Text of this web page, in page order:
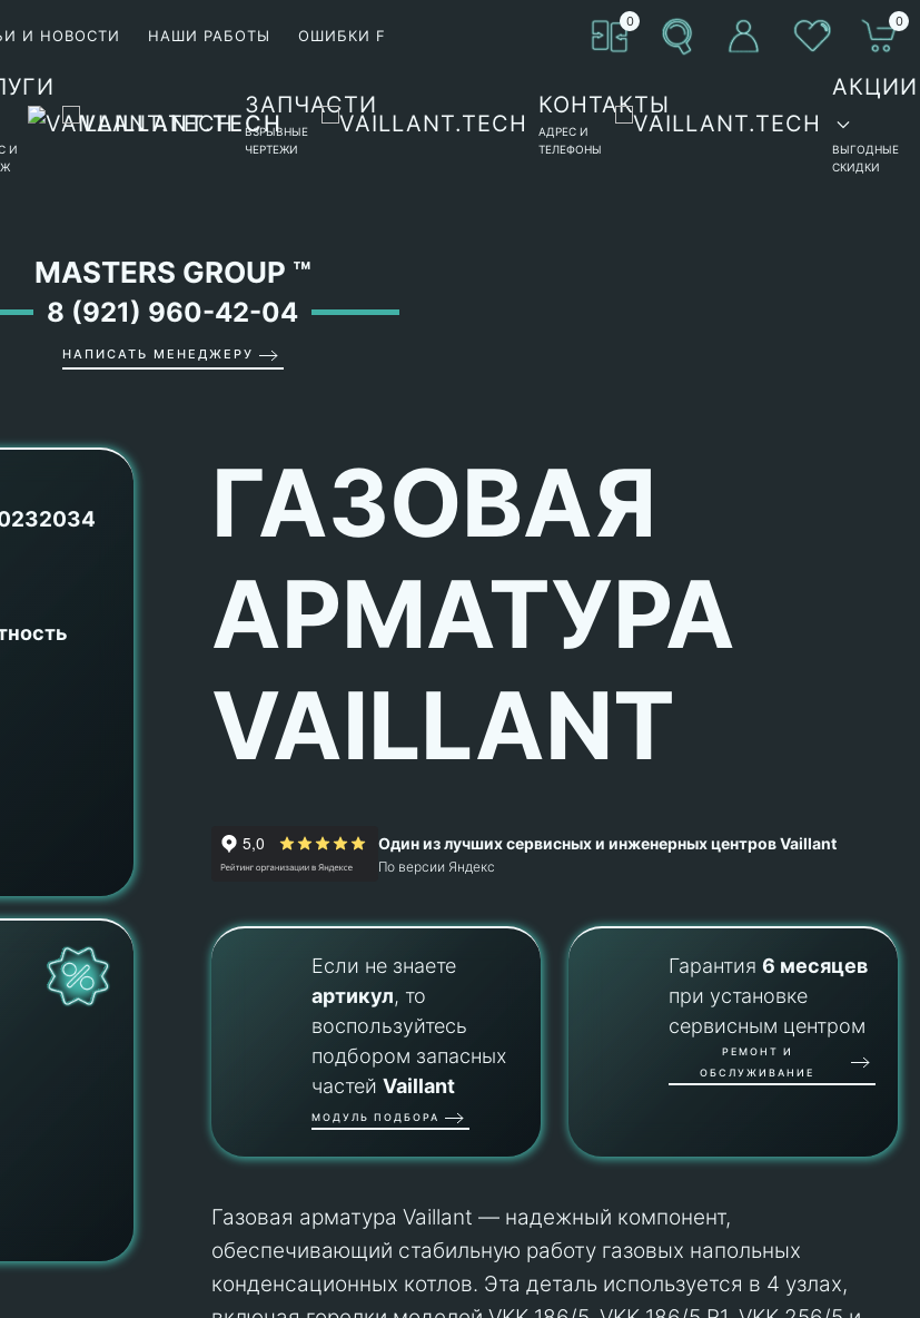
И НОВОСТИ НАШИ РАБОТЫ ОШИБКИ F
0 0
И
ЗАПЧАСТИ
ВЗРЫВНЫЕ
ЧЕРТЕЖИ
КОНТАКТЫ
АДРЕС И
ТЕЛЕФОНЫ
АКЦИИ
ВЫГОДНЫЕ
СКИДКИ
MASTERS GROUP ™
8 (921) 960-42-04
НАПИСАТЬ МЕНЕДЖЕРУ
ГАЗОВАЯ
АРМАТУРА
VAILLANT
Один из лучших сервисных и инженерных центров Vaillant
По версии Яндекс
Если не знаете
артикул, то
воспользуйтесь
подбором запасных
частейVaillant
МОДУЛЬ ПОДБОРА
Гарантия6 месяцев
при установке
сервисным центром
РЕМОНТ И
ОБСЛУЖИВАНИЕ
Газовая арматура Vaillant — надежный компонент,
обеспечивающий стабильную работу газовых напольных
конденсационных котлов. Эта деталь используется в 4 узлах,